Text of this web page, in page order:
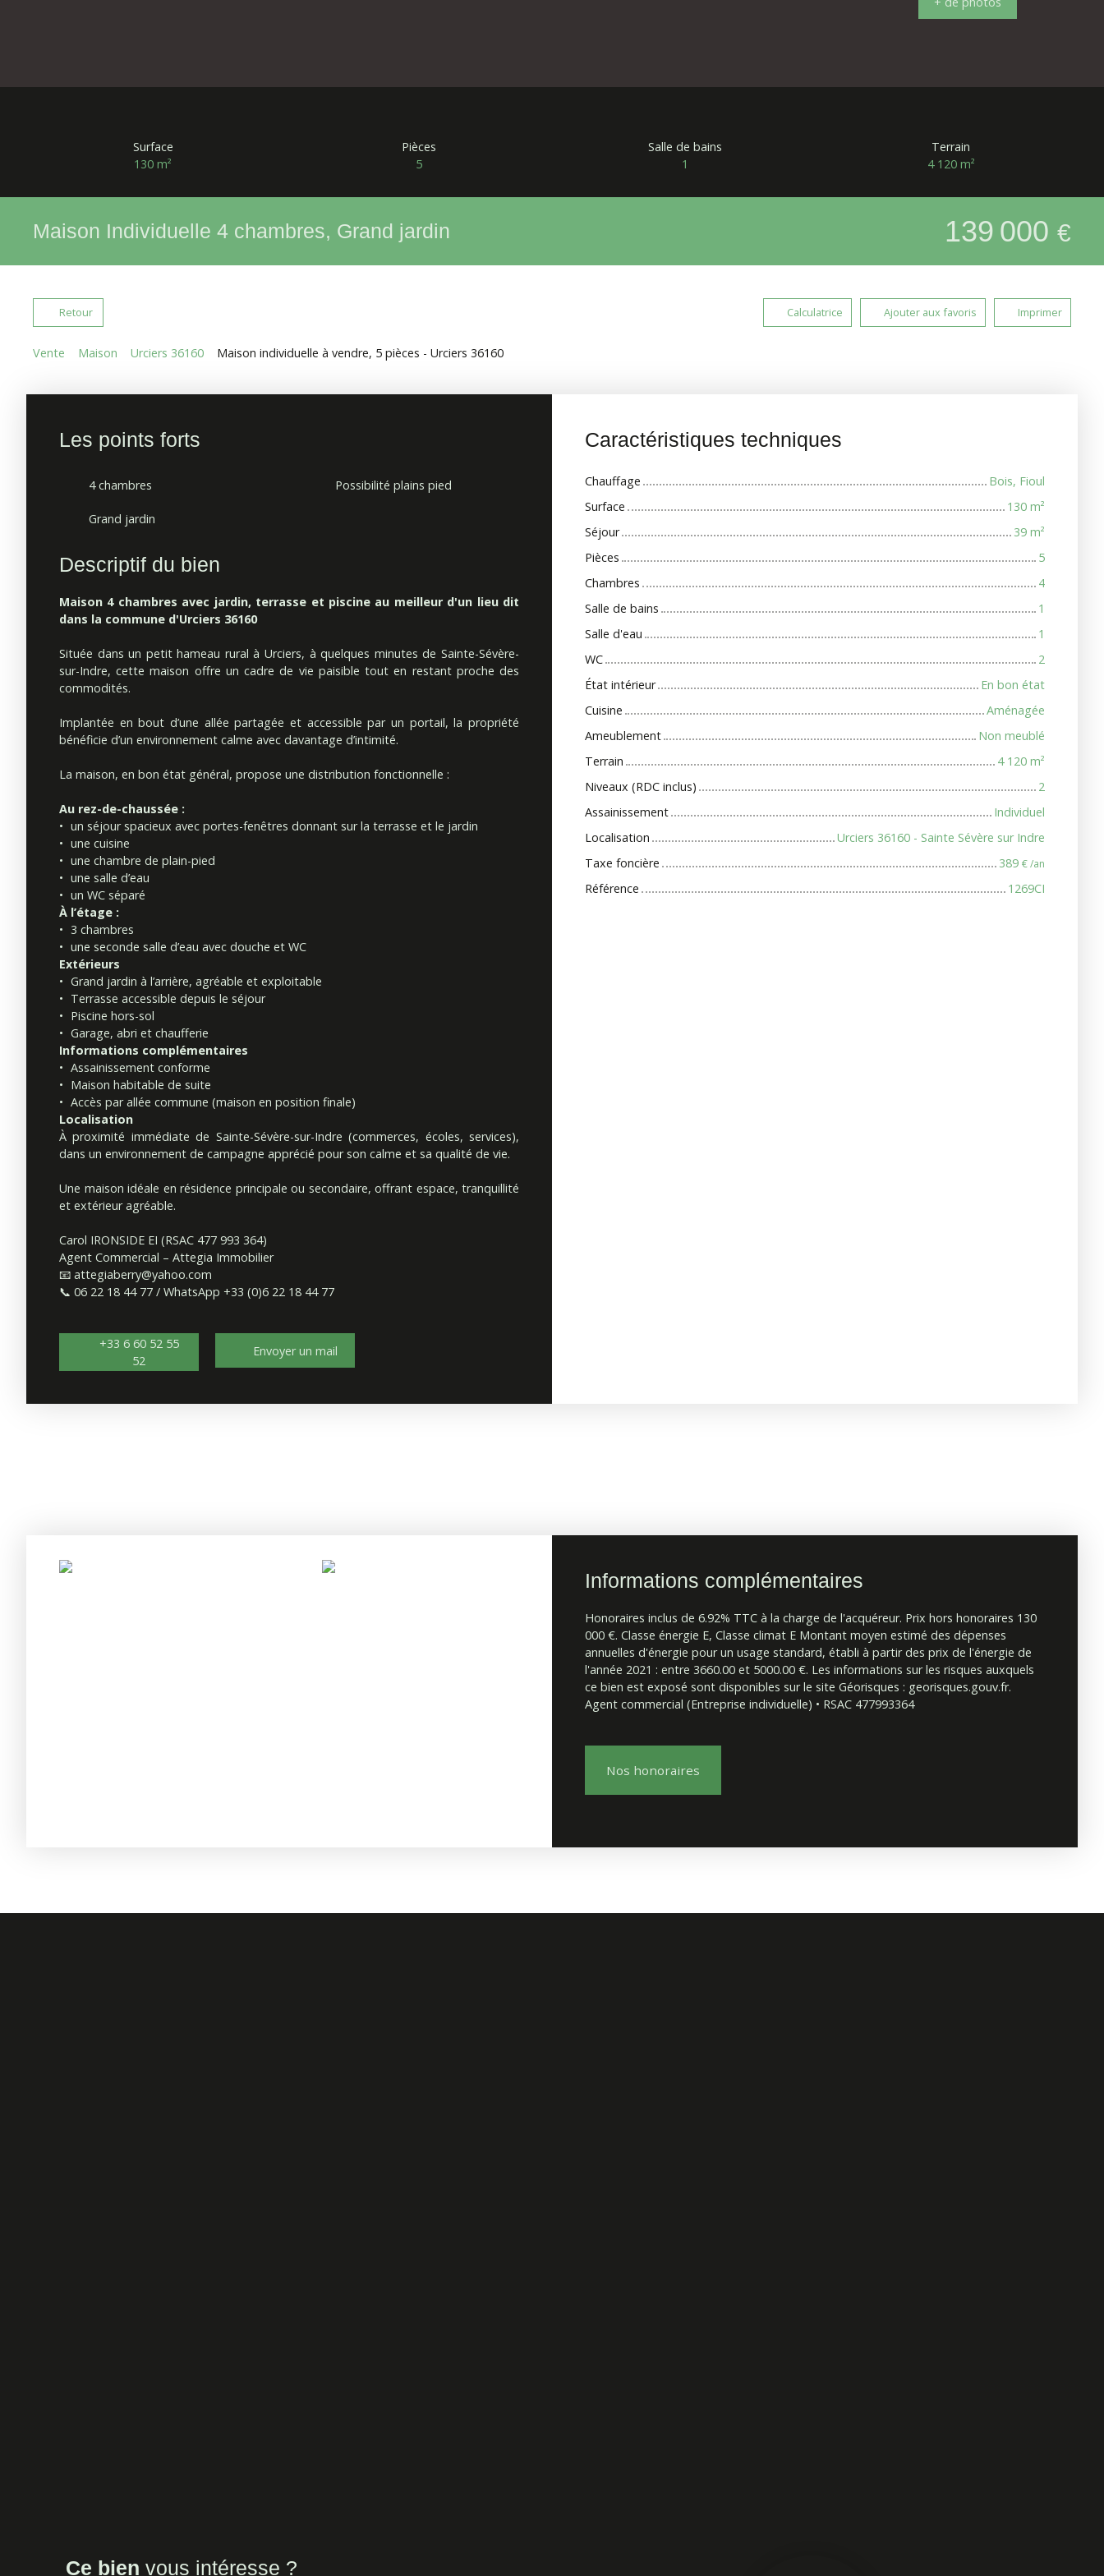
Surface
130m²
Pièces
5
Salle de bains
1
Terrain
4 120 m²
Maison Individuelle 4 chambres, Grand jardin 139 000 €
Retour Calculatrice Ajouter aux favoris Imprimer
Vente Maison Urciers 36160 Maison individuelle à vendre, 5 pièces - Urciers 36160
Les points forts
4 chambres Possibilité plains pied
Grand jardin
Descriptif du bien
Maison 4 chambres avec jardin, terrasse et piscine au meilleur d'un lieu dit
dans la commune d'Urciers 36160
Située dans un petit hameau rural à Urciers, à quelques minutes de Sainte-Sévère-
sur-Indre, cette maison offre un cadre de vie paisible tout en restant proche des
commodités.
Implantée en bout d’une allée partagée et accessible par un portail, la propriété
bénéficie d’un environnement calme avec davantage d’intimité.
La maison, en bon état général, propose une distribution fonctionnelle :
Au rez-de-chaussée :
un séjour spacieux avec portes-fenêtres donnant sur la terrasse et le jardin
une cuisine
une chambre de plain-pied
une salle d’eau
un WC séparé
À l’étage :
3 chambres
une seconde salle d’eau avec douche et WC
Extérieurs
Grand jardin à l’arrière, agréable et exploitable
Terrasse accessible depuis le séjour
Piscine hors-sol
Garage, abri et chaufferie
Informations complémentaires
Assainissement conforme
Maison habitable de suite
Accès par allée commune (maison en position finale)
Localisation
À proximité immédiate de Sainte-Sévère-sur-Indre (commerces, écoles, services),
dans un environnement de campagne apprécié pour son calme et sa qualité de vie.
Une maison idéale en résidence principale ou secondaire, offrant espace, tranquillité
et extérieur agréable.
Carol IRONSIDE EI (RSAC 477 993 364)
Agent Commercial – Attegia Immobilier
📧 attegiaberry@yahoo.com
📞 06 22 18 44 77 / WhatsApp +33 (0)6 22 18 44 77
+33 6 60 52 55
52
Envoyer un mail
Caractéristiques techniques
Chauffage
Bois, Fioul
Surface
130 m²
Séjour
39 m²
Pièces
5
Chambres
4
Salle de bains
1
Salle d'eau
1
WC
2
État intérieur
En bon état
Cuisine
Aménagée
Ameublement
Non meublé
Terrain
4 120 m²
Niveaux (RDC inclus)
2
Assainissement
Individuel
Localisation
Urciers 36160 - Sainte Sévère sur Indre
Taxe foncière
389 € /an
Référence 1269CI
Informations complémentaires
Honoraires inclus de 6.92% TTC à la charge de l'acquéreur. Prix hors honoraires 130
000 €. Classe énergie E, Classe climat E Montant moyen estimé des dépenses
annuelles d'énergie pour un usage standard, établi à partir des prix de l'énergie de
l'année 2021 : entre 3660.00 et 5000.00 €. Les informations sur les risques auxquels
ce bien est exposé sont disponibles sur le site Géorisques : georisques.gouv.fr.
Agent commercial (Entreprise individuelle) • RSAC 477993364
Nos honoraires
Ce bien vous intéresse ?